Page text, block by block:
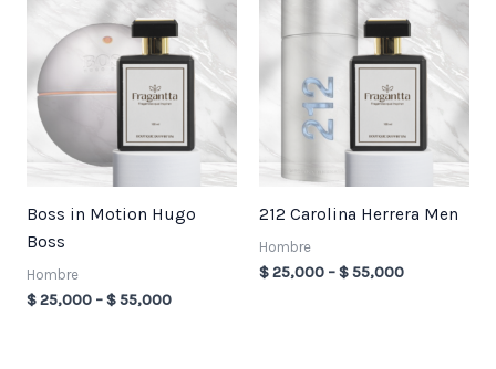
Boss in Motion Hugo
Boss
Hombre
$25,000 –$55,000
$ 25,000
through
$ 55,000
212 Carolina Herrera Men
Hombre
$25,000 –$55,000
$ 25,000
through
$ 55,000